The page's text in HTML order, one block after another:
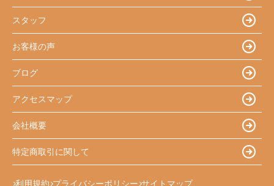
スタッフ
お客様の声
ブログ
アクセスマップ
会社概要
特定商取引に関して
利用規約 プライバシーポリシー サイトマップ